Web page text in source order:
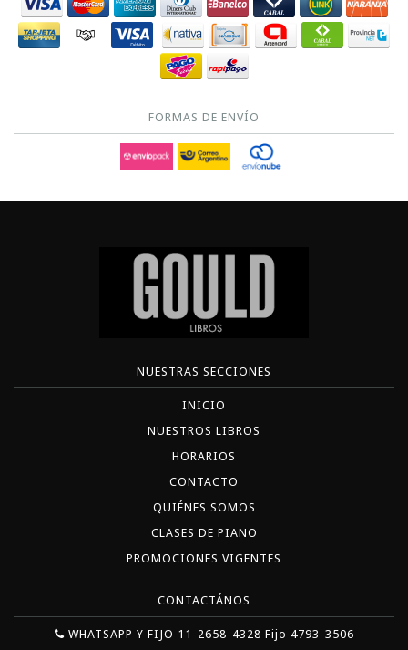
FORMAS DE ENVÍO
NUESTRAS SECCIONES
INICIO
NUESTROS LIBROS
HORARIOS
CONTACTO
QUIÉNES SOMOS
CLASES DE PIANO
PROMOCIONES VIGENTES
CONTACTÁNOS
WHATSAPP Y FIJO 11-2658-4328 Fijo 4793-3506